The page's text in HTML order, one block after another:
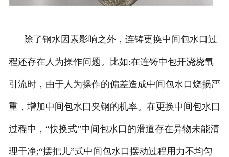
除了钢水因素影响之外，连铸更换中间包水口过
程还存在人为操作问题。比如:在连铸中包开浇烧氧
引流时，由于人为操作的偏差造成中间包水口烧损严
重，增加中间包水口夹钢的机率。在更换中间包水口
过程中，“快换式”中间包水口的滑道存在异物未能清
理干净;“摆把儿”式中间包水口摆动过程用力不均匀